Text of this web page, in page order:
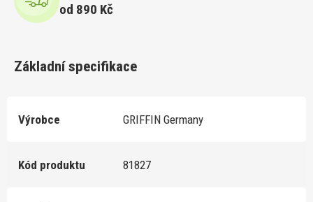
od 890 Kč
Základní specifikace
Výrobce GRIFFIN Germany
Kód produktu 81827